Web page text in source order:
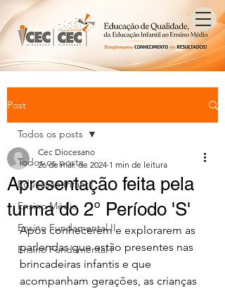
Post
Todos os posts
Educação Infantil
Ensino Médio
Ensino Fundamental II
Ensino Fundamental I
Todos os posts
Apresentação feita pela
turma do 2° Período 'S'
Cec Diocesano
26 de mar. de 2024 1 min de leitura
Após conhecerem e explorarem as
parlendas que estão presentes nas
brincadeiras infantis e que
acompanham gerações, as crianças